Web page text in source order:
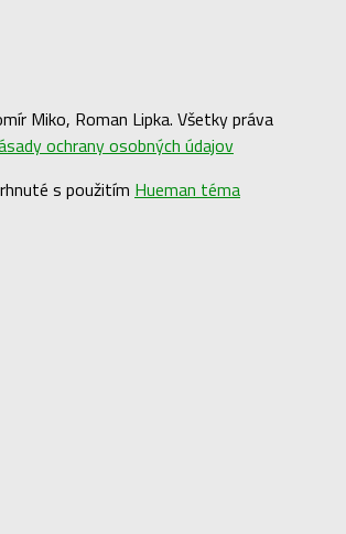
Miko, Roman Lipka. Všetky práva
ochrany osobných údajov
s použitím Hueman téma